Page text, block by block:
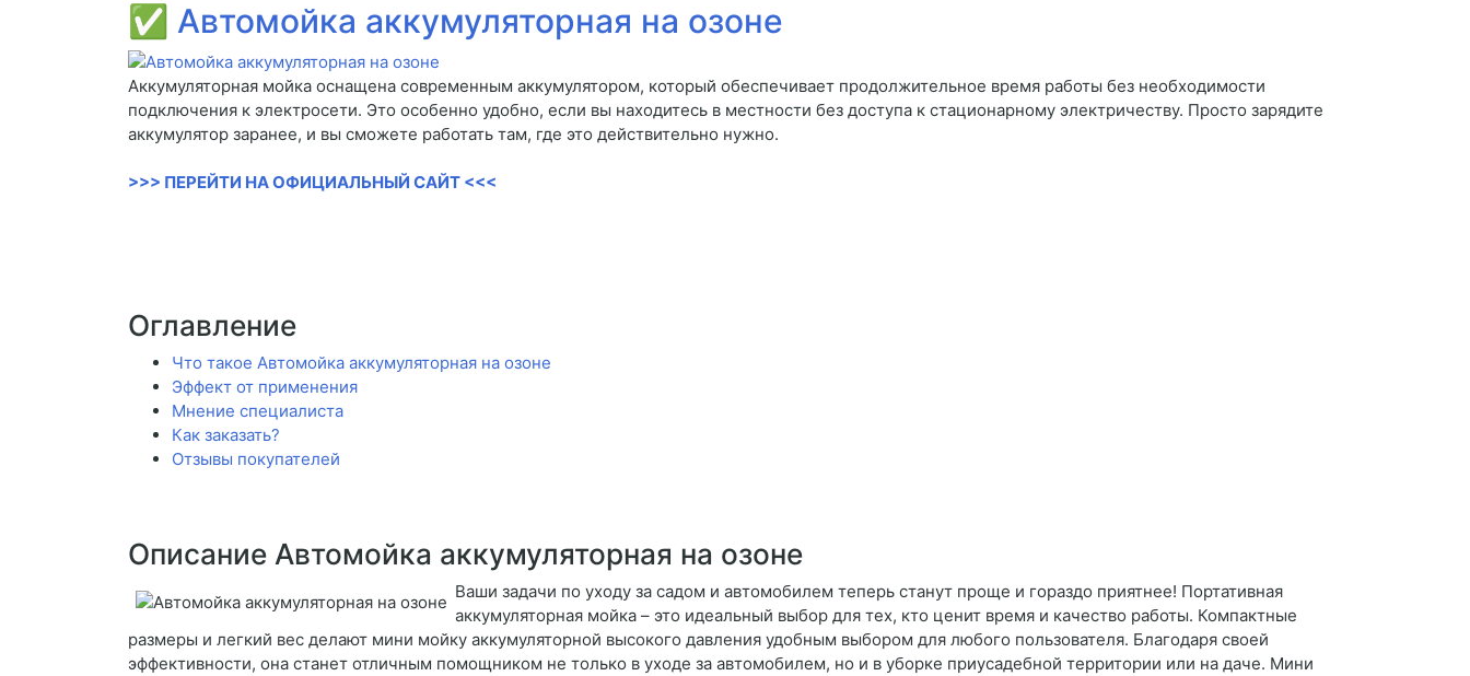
✅ Автомойка аккумуляторная на озоне
Аккумуляторная мойка оснащена современным аккумулятором, который обеспечивает продолжительное время работы без необходимости
подключения к электросети. Это особенно удобно, если вы находитесь в местности без доступа к стационарному электричеству. Просто зарядите
аккумулятор заранее, и вы сможете работать там, где это действительно нужно.
>>> ПЕРЕЙТИ НА ОФИЦИАЛЬНЫЙ САЙТ <<<
Оглавление
Что такое Автомойка аккумуляторная на озоне
Эффект от применения
Мнение специалиста
Как заказать?
Отзывы покупателей
Описание Автомойка аккумуляторная на озоне
Ваши задачи по уходу за садом и автомобилем теперь станут проще и гораздо приятнее! Портативная
аккумуляторная мойка – это идеальный выбор для тех, кто ценит время и качество работы. Компактные
размеры и легкий вес делают мини мойку аккумуляторной высокого давления удобным выбором для любого пользователя. Благодаря своей
эффективности, она станет отличным помощником не только в уходе за автомобилем, но и в уборке приусадебной территории или на даче. Мини